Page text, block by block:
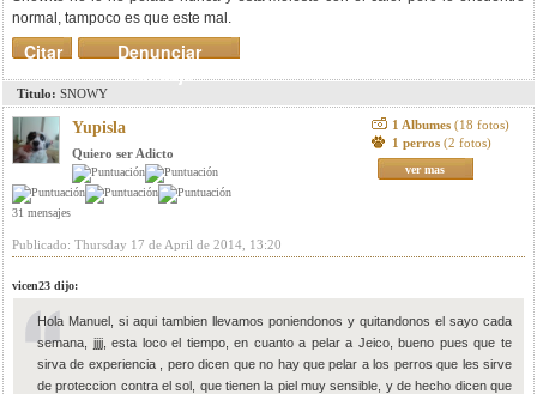
normal, tampoco es que este mal.
Denunciar
mensaje
Citar
Titulo: SNOWY
Yupisla
Quiero ser Adicto
31 mensajes
1 Albumes (18 fotos)
1 perros (2 fotos)
ver mas
Publicado: Thursday 17 de April de 2014, 13:20
vicen23 dijo:
Hola Manuel, si aqui tambien llevamos poniendonos y quitandonos el sayo cada
semana, jjjj, esta loco el tiempo, en cuanto a pelar a Jeico, bueno pues que te
sirva de experiencia , pero dicen que no hay que pelar a los perros que les sirve
de proteccion contra el sol, que tienen la piel muy sensible, y de hecho dicen que